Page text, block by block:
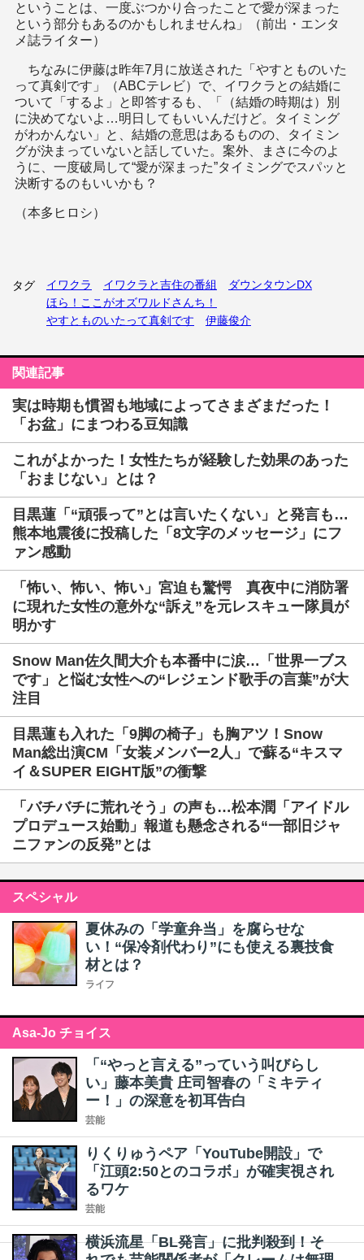
ということは、一度ぶつかり合ったことで愛が深まった
という部分もあるのかもしれませんね」（前出・エンタ
メ誌ライター）
ちなみに伊藤は昨年7月に放送された「やすとものいた
って真剣です」（ABCテレビ）で、イワクラとの結婚に
ついて「するよ」と即答するも、「（結婚の時期は）別
に決めてないよ…明日してもいいんだけど。タイミング
がわかんない」と、結婚の意思はあるものの、タイミン
グが決まっていないと話していた。案外、まさに今のよ
うに、一度破局して“愛が深まった”タイミングでスパッと
決断するのもいいかも？
（本多ヒロシ）
タグ イワクラ イワクラと吉住の番組
ダウンタウンDX
ほら！ここがオズワルドさんち！
やすとものいたって真剣です
伊藤俊介
関連記事
実は時期も慣習も地域によってさまざまだった！
「お盆」にまつわる豆知識
これがよかった！女性たちが経験した効果のあった
「おまじない」とは？
目黒蓮「“頑張って”とは言いたくない」と発言も…
熊本地震後に投稿した「8文字のメッセージ」にフ
ァン感動
「怖い、怖い、怖い」宮迫も驚愕 真夜中に消防署
に現れた女性の意外な“訴え”を元レスキュー隊員が
明かす
Snow Man佐久間大介も本番中に涙…「世界一ブス
です」と悩む女性への“レジェンド歌手の言葉”が大
注目
目黒蓮も入れた「9脚の椅子」も胸アツ！Snow
Man総出演CM「女装メンバー2人」で蘇る“キスマ
イ＆SUPER EIGHT版”の衝撃
「バチバチに荒れそう」の声も…松本潤「アイドル
プロデュース始動」報道も懸念される“一部旧ジャ
ニファンの反発”とは
スペシャル
夏休みの「学童弁当」を腐らせな
い！“保冷剤代わり”にも使える裏技食
材とは？
ライフ
Asa-Jo チョイス
「“やっと言える”っていう叫びらし
い」藤本美貴 庄司智春の「ミキティ
ー！」の深意を初耳告白
芸能
りくりゅうペア「YouTube開設」で
「江頭2:50とのコラボ」が確実視され
るワケ
芸能
横浜流星「BL発言」に批判殺到！そ